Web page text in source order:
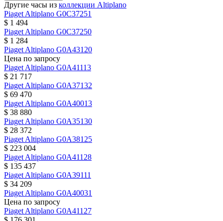
Другие часы из коллекции Altiplano
Piaget Altiplano G0C37251
$ 1 494
Piaget Altiplano G0C37250
$ 1 284
Piaget Altiplano G0A43120
Цена по запросу
Piaget Altiplano G0A41113
$ 21 717
Piaget Altiplano G0A37132
$ 69 470
Piaget Altiplano G0A40013
$ 38 880
Piaget Altiplano G0A35130
$ 28 372
Piaget Altiplano G0A38125
$ 223 004
Piaget Altiplano G0A41128
$ 135 437
Piaget Altiplano G0A39111
$ 34 209
Piaget Altiplano G0A40031
Цена по запросу
Piaget Altiplano G0A41127